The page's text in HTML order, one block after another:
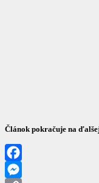
Článok pokračuje na
Facebook